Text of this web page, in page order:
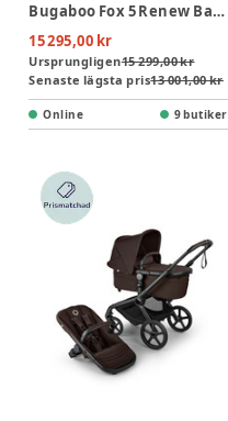
Bugaboo Fox 5 Renew Barnvagn - Heritage Black/Black
15 295,00 kr
Ursprungligen15 299,00 kr
Senaste lägsta pris13 001,00 kr
Online 9 butiker